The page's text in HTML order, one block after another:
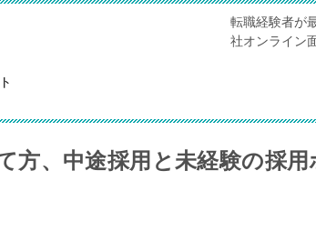
転職経験者が
社オンライン
、中途採用と未経験の採用